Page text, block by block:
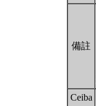
備註
Ceiba